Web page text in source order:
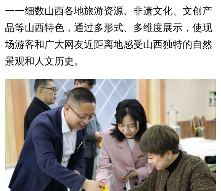
一一细数山西各地旅游资源、非遗文化、文创产
品等山西特色，通过多形式、多维度展示，使现
场游客和广大网友近距离地感受山西独特的自然
景观和人文历史。